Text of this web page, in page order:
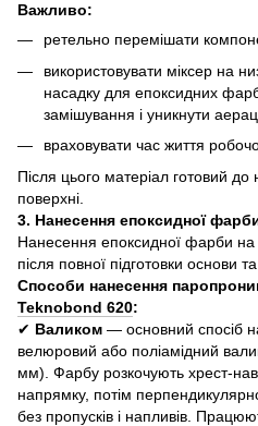
Важливо:
ретельно перемішати
використовувати міксер на
насадку для епоксидних
замішування і уникнути
враховувати час життя
Після цього матеріал готовий до
поверхні.
3. Нанесення епоксидної
Нанесення епоксидної фарби на
після повної підготовки основи
Способи нанесення
Teknobond 620:
✔ Валиком — основний спосіб
велюровий або поліамідний
мм). Фарбу розкочують хрест-
напрямку, потім
без пропусків і напливів.